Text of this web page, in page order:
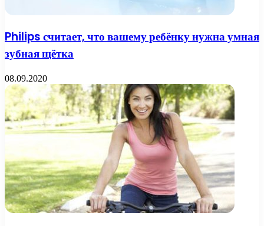
Philips считает, что вашему ребёнку нужна умная
зубная щётка
08.09.2020